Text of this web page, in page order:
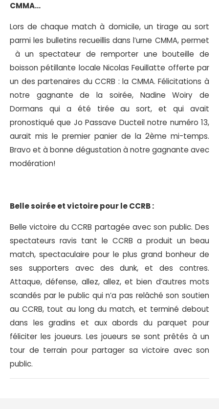
CMMA…
Lors de chaque match à domicile, un tirage au sort
parmi les bulletins recueillis dans l’urne CMMA, permet
à un spectateur de remporter une bouteille de
boisson pétillante locale Nicolas Feuillatte offerte par
un des partenaires du CCRB : la CMMA. Félicitations à
notre gagnante de la soirée, Nadine Woiry de
Dormans qui a été tirée au sort, et qui avait
pronostiqué que Jo Passave Ducteil notre numéro 13,
aurait mis le premier panier de la 2ème mi-temps.
Bravo et à bonne dégustation à notre gagnante avec
modération!
Belle soirée et victoire pour le CCRB :
Belle victoire du CCRB partagée avec son public. Des
spectateurs ravis tant le CCRB a produit un beau
match, spectaculaire pour le plus grand bonheur de
ses supporters avec des dunk, et des contres.
Attaque, défense, allez, allez, et bien d’autres mots
scandés par le public qui n’a pas relâché son soutien
au CCRB, tout au long du match, et terminé debout
dans les gradins et aux abords du parquet pour
féliciter les joueurs. Les joueurs se sont prêtés à un
tour de terrain pour partager sa victoire avec son
public.